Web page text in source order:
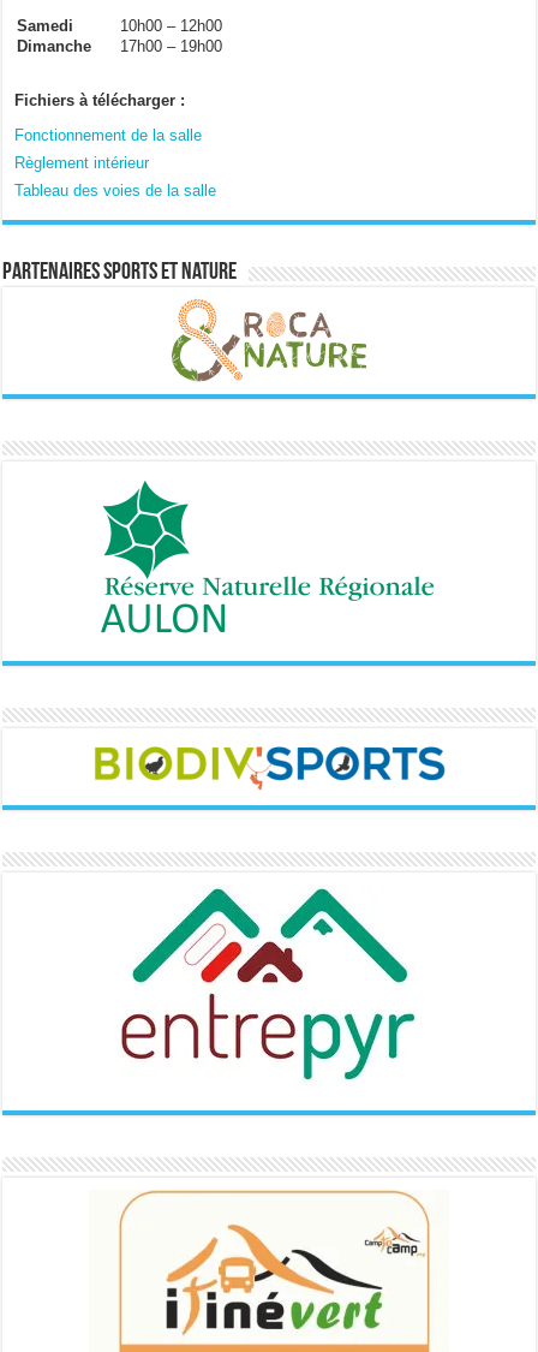
Samedi
10h00 – 12h00
Dimanche
17h00 – 19h00
Fichiers à télécharger :
Fonctionnement de la salle
Règlement intérieur
Tableau des voies de la salle
Partenaires sports et nature